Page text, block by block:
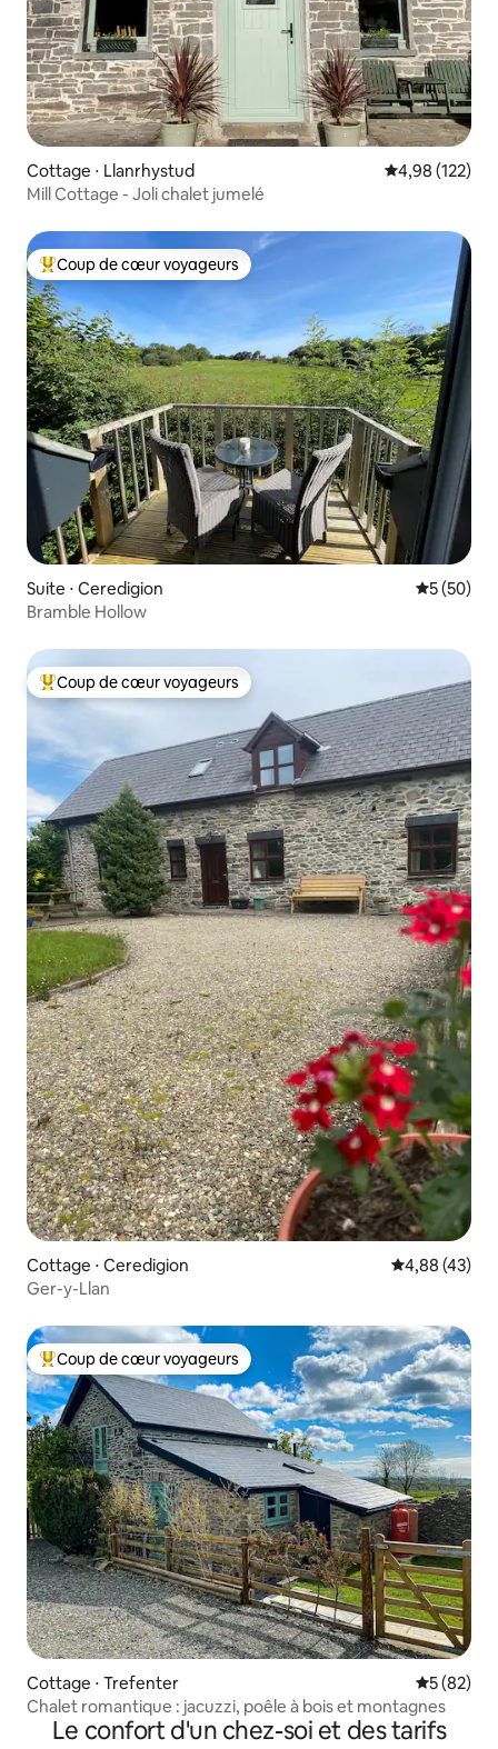
Cottage ⋅ Llanrhystud Évaluation
4,98 (122)
Mill Cottage - Joli chalet jumelé
Coups de cœur voyageurs les plus appréciés
Coup de cœur voyageurs
Suite ⋅ Ceredigion
5 (50)
Bramble Hollow
Coups de cœur voyageurs les plus appréciés
Coup de cœur voyageurs
Cottage ⋅ Ceredigion Évaluation
4,88 (43)
Ger-y-Llan
Coups de cœur voyageurs les plus appréciés
Coup de cœur voyageurs
Cottage ⋅ Trefenter
5 (82)
Chalet romantique : jacuzzi, poêle à bois et montagnes
Le confort d'un chez-soi et des tarifs